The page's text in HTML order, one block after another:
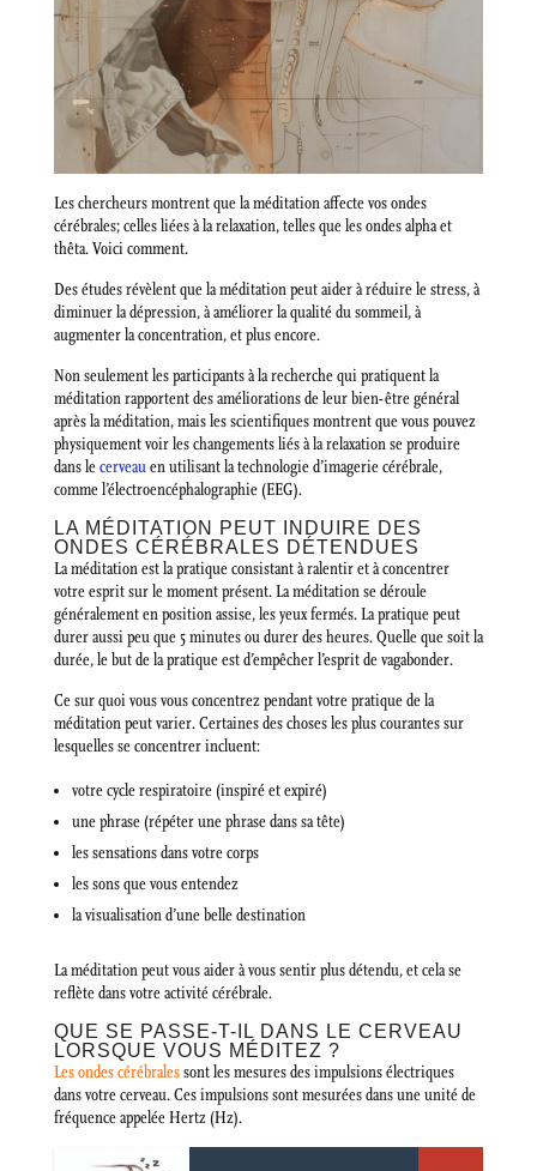
Les chercheurs montrent que la méditation affecte vos ondes
cérébrales; celles liées à la relaxation, telles que les ondes alpha et
thêta. Voici comment.
Des études révèlent que la méditation peut aider à réduire le stress, à
diminuer la dépression, à améliorer la qualité du sommeil, à
augmenter la concentration, et plus encore.
Non seulement les participants à la recherche qui pratiquent la
méditation rapportent des améliorations de leur bien-être général
après la méditation, mais les scientifiques montrent que vous pouvez
physiquement voir les changements liés à la relaxation se produire
dans lecerveauen utilisant la technologie d’imagerie cérébrale,
comme l’électroencéphalographie (EEG).
LA MÉDITATION PEUT INDUIRE DES
ONDES CÉRÉBRALES DÉTENDUES
La méditation est la pratique consistant à ralentir et à concentrer
votre esprit sur le moment présent. La méditation se déroule
généralement en position assise, les yeux fermés. La pratique peut
durer aussi peu que 5 minutes ou durer des heures. Quelle que soit la
durée, le but de la pratique est d’empêcher l’esprit de vagabonder.
Ce sur quoi vous vous concentrez pendant votre pratique de la
méditation peut varier. Certaines des choses les plus courantes sur
lesquelles se concentrer incluent:
votre cycle respiratoire (inspiré et expiré)
une phrase (répéter une phrase dans sa tête)
les sensations dans votre corps
les sons que vous entendez
la visualisation d’une belle destination
La méditation peut vous aider à vous sentir plus détendu, et cela se
reflète dans votre activité cérébrale.
QUE SE PASSE-T-IL DANS LE CERVEAU
LORSQUE VOUS MÉDITEZ ?
Les ondes cérébralessont les mesures des impulsions électriques
dans votre cerveau. Ces impulsions sont mesurées dans une unité de
fréquence appelée Hertz (Hz).